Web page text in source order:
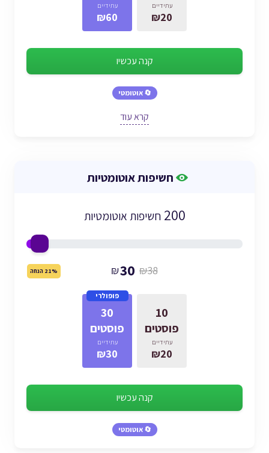
עתידיים
₪20
עתידיים
₪60
קנה עכשיו
🔄 אוטומטי
קרא עוד
חשיפות אוטומטיות
200 חשיפות אוטומטיות
₪30 ₪38 21% הנחה
10
פוסטים
עתידיים
₪20
30
פוסטים
עתידיים
₪30
פופולרי
קנה עכשיו
🔄 אוטומטי